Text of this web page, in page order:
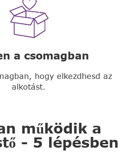
a csomagban
hogy elkezdhesd az
alkotást.
működik a
- 5 lépésben